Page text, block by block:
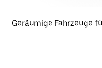
Geräumige Fahrzeuge